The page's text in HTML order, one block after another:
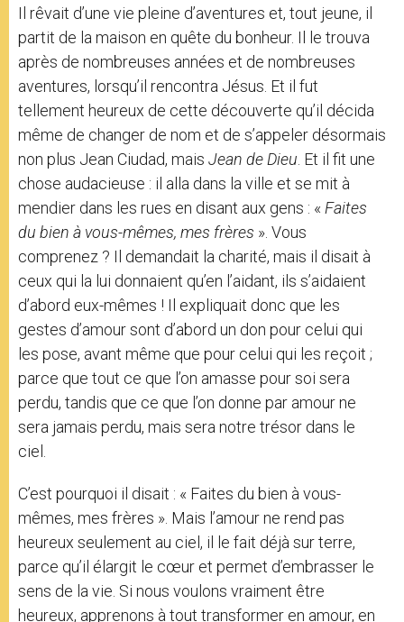
Il rêvait d’une vie pleine d’aventures et, tout jeune, il
partit de la maison en quête du bonheur. Il le trouva
après de nombreuses années et de nombreuses
aventures, lorsqu’il rencontra Jésus. Et il fut
tellement heureux de cette découverte qu’il décida
même de changer de nom et de s’appeler désormais
non plus Jean Ciudad, mais Jean de Dieu . Et il fit une
chose audacieuse : il alla dans la ville et se mit à
mendier dans les rues en disant aux gens : « Faites
du bien à vous-mêmes, mes frères ». Vous
comprenez ? Il demandait la charité, mais il disait à
ceux qui la lui donnaient qu’en l’aidant, ils s’aidaient
d’abord eux-mêmes ! Il expliquait donc que les
gestes d’amour sont d’abord un don pour celui qui
les pose, avant même que pour celui qui les reçoit ;
parce que tout ce que l’on amasse pour soi sera
perdu, tandis que ce que l’on donne par amour ne
sera jamais perdu, mais sera notre trésor dans le
ciel.
C’est pourquoi il disait : « Faites du bien à vous-
mêmes, mes frères ». Mais l’amour ne rend pas
heureux seulement au ciel, il le fait déjà sur terre,
parce qu’il élargit le cœur et permet d’embrasser le
sens de la vie. Si nous voulons vraiment être
heureux, apprenons à tout transformer en amour, en